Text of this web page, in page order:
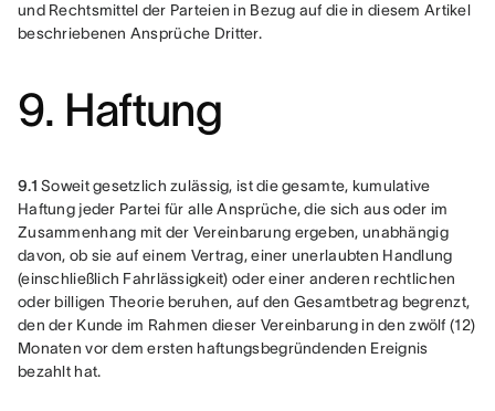
und Rechtsmittel der Parteien in Bezug auf die in diesem Artikel
beschriebenen Ansprüche Dritter.
9. Haftung
9.1 Soweit gesetzlich zulässig, ist die gesamte, kumulative
Haftung jeder Partei für alle Ansprüche, die sich aus oder im
Zusammenhang mit der Vereinbarung ergeben, unabhängig
davon, ob sie auf einem Vertrag, einer unerlaubten Handlung
(einschließlich Fahrlässigkeit) oder einer anderen rechtlichen
oder billigen Theorie beruhen, auf den Gesamtbetrag begrenzt,
den der Kunde im Rahmen dieser Vereinbarung in den zwölf (12)
Monaten vor dem ersten haftungsbegründenden Ereignis
bezahlt hat.